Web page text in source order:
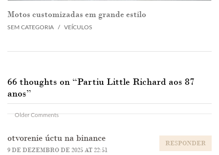
Motos customizadas em grande estilo
SEM CATEGORIA / VEÍCULOS
66 thoughts on “Partiu Little Richard aos 87
anos”
Comment
Older Comments
otvorenie úctu na binance
9 DE DEZEMBRO DE 2025 AT 22:51
RESPONDER